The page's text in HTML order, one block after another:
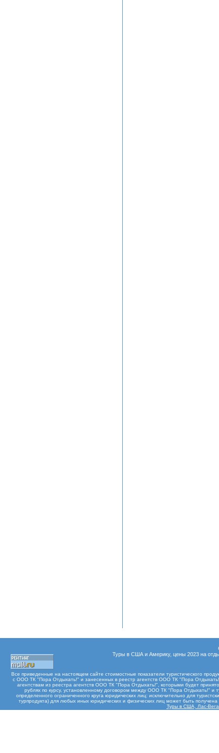
Туры в США и Америку, цены 2023 на
Все приведенные на настоящем сайте стоимостные показатели туристического
с ООО ТК "Пора Отдыхать!" и занесенных в реестр агентств ООО ТК "Пора
агентствам из реестра агентств ООО ТК "Пора Отдыхать!", которыми будет
рублях по курсу, установленному договором между ООО ТК "Пора Отдыхать!" и
определенного ограниченного круга юридических лиц: исключительно для
турпродукта) для любых иных юридических и физических лиц может быть
Туры в США, Лас-